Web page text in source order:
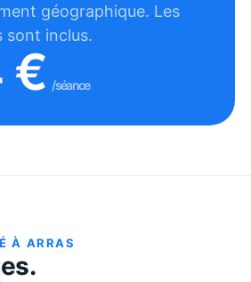
géographique. Les
sont inclus.
€ /séance
À ARRAS